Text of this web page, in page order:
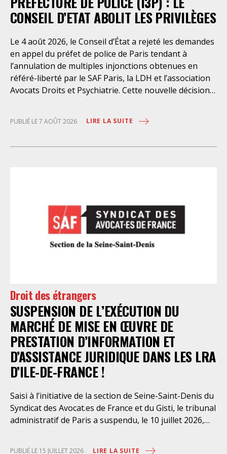
CONSEIL D’ETAT ABOLIT LES PRIVILÈGES
Le 4 août 2026, le Conseil d’État a rejeté les demandes
en appel du préfet de police de Paris tendant à
l’annulation de multiples injonctions obtenues en
référé-liberté par le SAF Paris, la LDH et l’association
Avocats Droits et Psychiatrie. Cette nouvelle décision
personnes retenues à l’infirmerie psychiatrique de la
préfecture de police de Paris. Près d’ici mais loin des
en évidence des violations graves des droits les plus
élémentaires. Saisi par le SAF Paris et la LDH, avec
l’intervention volontaire de l’association Avocats
Droits et Psychiatrie, le tribunal administratif de Paris
Paris en avait interjeté appel. Par ordonnance du 4
août dernier, le Conseil d’Etat a aboli les privilèges
dont l’infirmerie psychiatrique de la préfecture de
police a depuis trop longtemps
PUBLIÉ LE 7 AOÛT 2026 LIRE LA SUITE
Droit des étrangers
SUSPENSION DE L’EXÉCUTION DU
MARCHÉ DE MISE EN ŒUVRE DE
PRESTATION D’INFORMATION ET
D’ASSISTANCE JURIDIQUE DANS LES LRA
D’ILE-DE-FRANCE !
Saisi à l’initiative de la section de Seine-Saint-Denis du
Syndicat des Avocat.es de France et du Gisti, le tribunal
administratif de Paris a suspendu, le 10 juillet 2026,
œuvre de prestations d’information et d’assistance
PUBLIÉ LE 15 JUILLET 2026 LIRE LA SUITE